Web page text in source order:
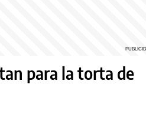
para la torta de